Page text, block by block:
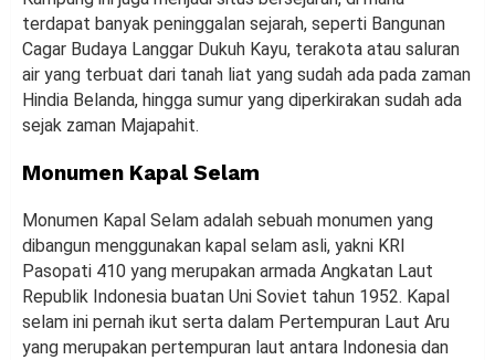
terdapat banyak peninggalan sejarah, seperti Bangunan
Cagar Budaya Langgar Dukuh Kayu, terakota atau saluran
air yang terbuat dari tanah liat yang sudah ada pada zaman
Hindia Belanda, hingga sumur yang diperkirakan sudah ada
sejak zaman Majapahit.
Monumen Kapal Selam
Monumen Kapal Selam adalah sebuah monumen yang
dibangun menggunakan kapal selam asli, yakni KRI
Pasopati 410 yang merupakan armada Angkatan Laut
Republik Indonesia buatan Uni Soviet tahun 1952. Kapal
selam ini pernah ikut serta dalam Pertempuran Laut Aru
yang merupakan pertempuran laut antara Indonesia dan